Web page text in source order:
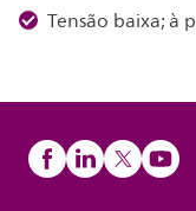
Tensão baixa; à